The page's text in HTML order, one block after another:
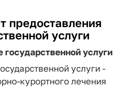
предоставления
услуги
услуги
услуги -
курортного лечения